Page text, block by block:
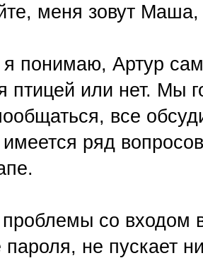
меня зовут
я понимаю, Артур
птицей или нет. Мы
все
ряд
со входом
пароля, не пускает